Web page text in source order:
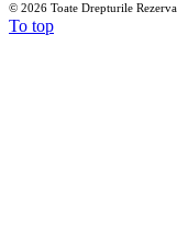
© 2026 Toate Drepturile
To top